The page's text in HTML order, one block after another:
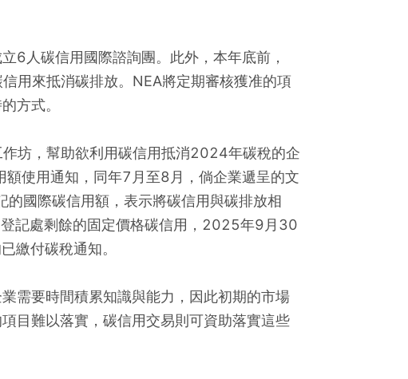
6人碳信用國際諮詢團。此外，本年底前，
用來抵消碳排放。NEA將定期審核獲准的項
方式。
坊，幫助欲利用碳信用抵消2024年碳稅的企
使用通知，同年7月至8月，倘企業遞呈的文
國際碳信用額，表示將碳信用與碳排放相
記處剩餘的固定價格碳信用，2025年9月30
繳付碳稅通知。
需要時間積累知識與能力，因此初期的市場
目難以落實，碳信用交易則可資助落實這些